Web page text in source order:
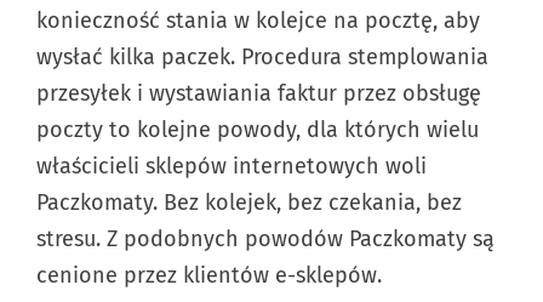
konieczność stania w kolejce na pocztę, aby
wysłać kilka paczek. Procedura stemplowania
przesyłek i wystawiania faktur przez obsługę
poczty to kolejne powody, dla których wielu
właścicieli sklepów internetowych woli
Paczkomaty. Bez kolejek, bez czekania, bez
stresu. Z podobnych powodów Paczkomaty są
cenione przez klientów e-sklepów.